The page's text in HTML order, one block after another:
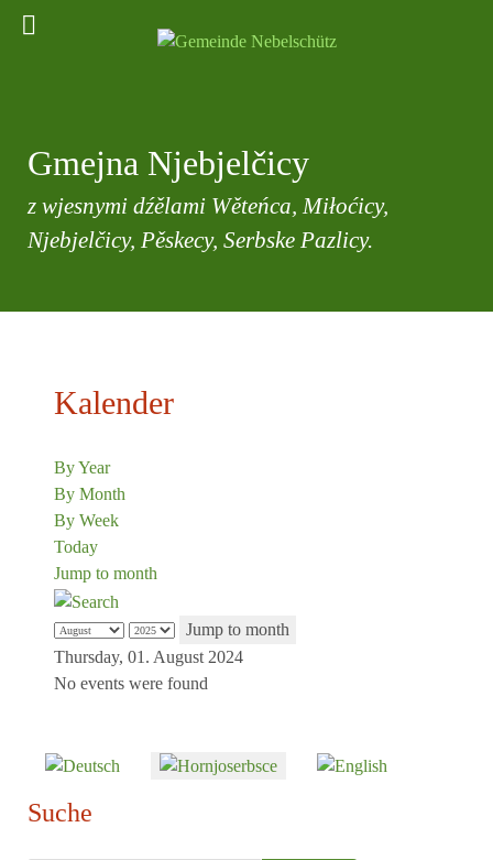
Gmejna Njebjelčicy
z wjesnymi dźělami Wěteńca, Miłoćicy,
Njebjelčicy, Pěskecy, Serbske Pazlicy.
Kalender
By Year
By Month
By Week
Today
Jump to month
Jump to month
Thursday, 01. August 2024
No events were found
Sprache auswählen
Suche